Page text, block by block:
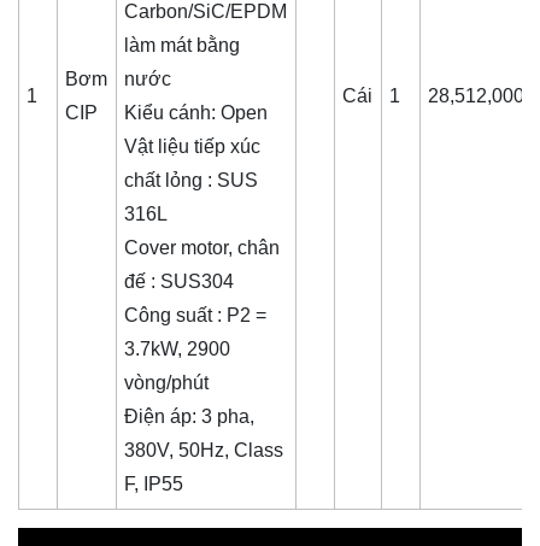
1
Bơm
CIP
Carbon/SiC/EPDM
làm mát bằng
nước
Kiểu cánh: Open
Vật liệu tiếp xúc
chất lỏng : SUS
316L
Cover motor, chân
đế : SUS304
Công suất : P2 =
3.7kW, 2900
vòng/phút
Điện áp: 3 pha,
380V, 50Hz, Class
F, IP55
Cái 1 28,512,000